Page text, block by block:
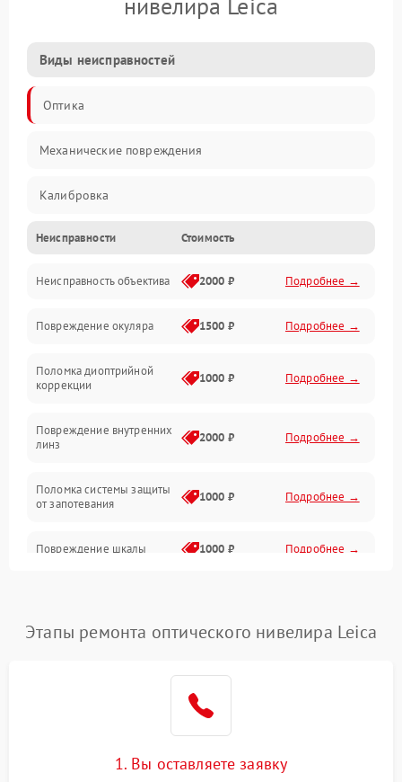
Виды неисправностей
Оптика
Механические повреждения
Калибровка
Механика
Электропитание
Электроника
Аксессуары
Неисправности Стоимость
Неисправность объектива 2000 ₽ Подробнее →
Повреждение окуляра 1500 ₽ Подробнее →
Поломка диоптрийной
коррекции
1000 ₽ Подробнее →
Повреждение внутренних
линз
2000 ₽ Подробнее →
Поломка системы защиты
от запотевания
1000 ₽ Подробнее →
Повреждение шкалы 1000 ₽ Подробнее →
Запотевание линз 3000 ₽ Подробнее →
Искажение изображения 2000 ₽
Этапы ремонта оптического нивелира Leica
1. Вы оставляете заявку